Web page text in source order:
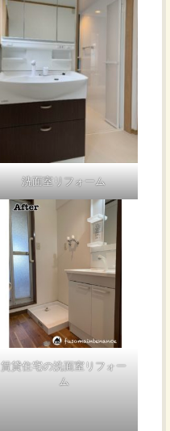
洗面室リフォーム
賃貸住宅の洗面室リフォー
ム